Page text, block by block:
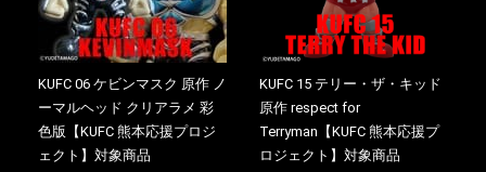
KUFC 06 ケビンマスク 原作 ノ
ーマルヘッド クリアラメ 彩
色版【KUFC 熊本応援プロジ
ェクト】対象商品
KUFC 15 テリー・ザ・キッド
原作 respect for
Terryman【KUFC 熊本応援プ
ロジェクト】対象商品